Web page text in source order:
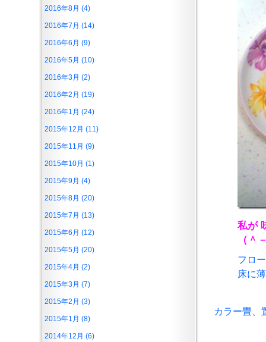
私が
（＾
フロ
床に
カラー畳、
2016年8月 (4)
2016年7月 (14)
2016年6月 (9)
2016年5月 (10)
2016年3月 (2)
2016年2月 (19)
2016年1月 (24)
2015年12月 (11)
2015年11月 (9)
2015年10月 (1)
2015年9月 (4)
2015年8月 (20)
2015年7月 (13)
2015年6月 (12)
2015年5月 (20)
2015年4月 (2)
2015年3月 (7)
2015年2月 (3)
2015年1月 (8)
2014年12月 (6)